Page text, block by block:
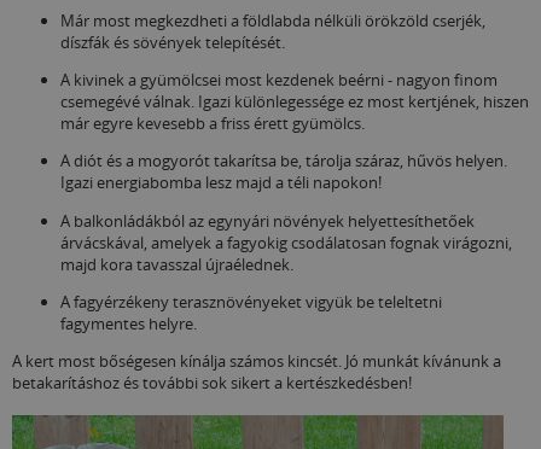
Már most megkezdheti a földlabda nélküli örökzöld cserjék,
díszfák és sövények telepítését.
A kivinek a gyümölcsei most kezdenek beérni - nagyon finom
csemegévé válnak. Igazi különlegessége ez most kertjének, hiszen
már egyre kevesebb a friss érett gyümölcs.
A diót és a mogyorót takarítsa be, tárolja száraz, hűvös helyen.
Igazi energiabomba lesz majd a téli napokon!
A balkonládákból az egynyári növények helyettesíthetőek
árvácskával, amelyek a fagyokig csodálatosan fognak virágozni,
majd kora tavasszal újraélednek.
A fagyérzékeny terasznövényeket vigyük be teleltetni
fagymentes helyre.
A kert most bőségesen kínálja számos kincsét. Jó munkát kívánunk a
betakarításhoz és további sok sikert a kertészkedésben!